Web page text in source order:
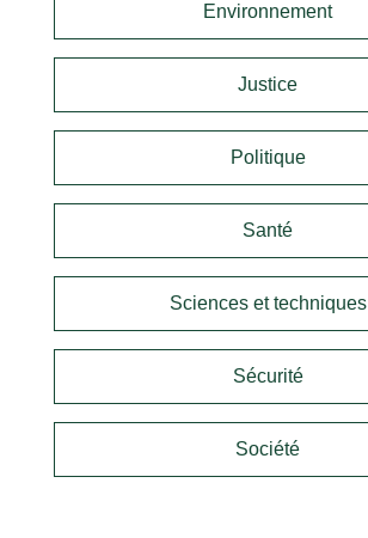
Environnement
Justice
Politique
Santé
Sciences et techniques
Sécurité
Société